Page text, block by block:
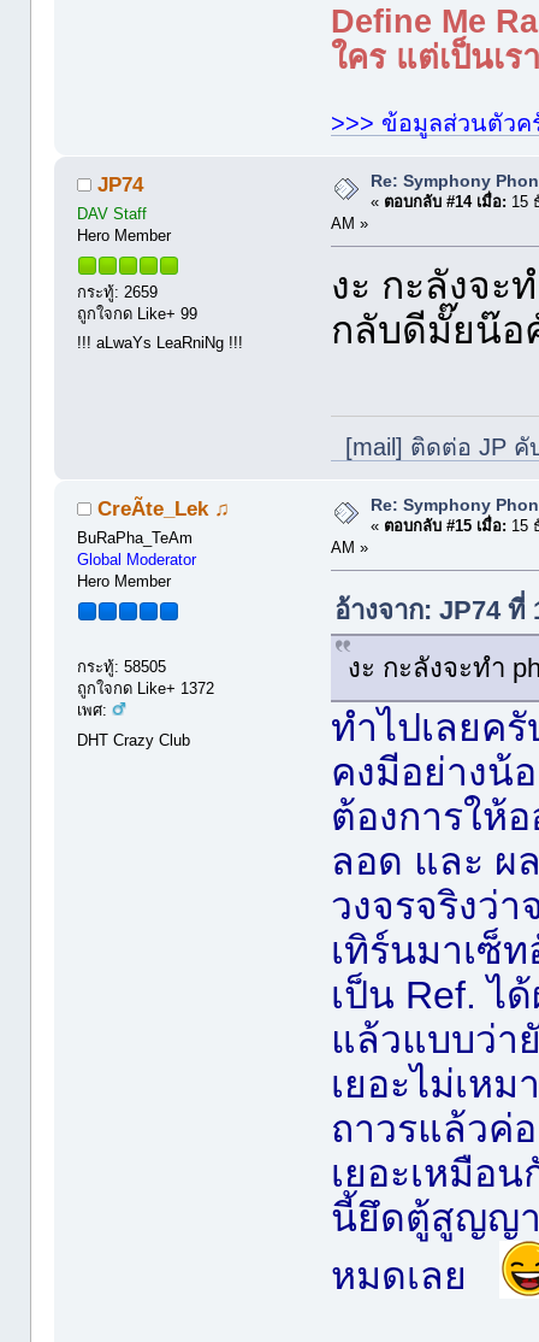
Define Me
ใคร แต่เป็นเ
>>> ข้อมูลส่วนตัวค
JP74
DAV Staff
Hero Member
กระทู้: 2659
ถูกใจกด Like+ 99
!!! aLwaYs LeaRniNg !!!
Re: Symphony
« ตอบกลับ #14 เมื่อ: 15
AM »
งะ กะลังจะ
กลับดีมั๊ยน๊อ
[mail] ติดต่อ JP คั
CreÃte_Lek ♫
BuRaPha_TeAm
Global Moderator
Hero Member
กระทู้: 58505
ถูกใจกด Like+ 1372
เพศ:
DHT Crazy Club
Re: Symphony
« ตอบกลับ #15 เมื่อ: 15
AM »
อ้างจาก: JP74 ที่
งะ กะลังจะทำ
ทำไปเลยค
คงมีอย่างน้
ต้องการให้
ลอด และ ผ
วงจรจริงว่า
เทิร์นมาเซ็
เป็น Ref. ไ
แล้วแบบว่า
เยอะไม่เห
ถาวรแล้วค่
เยอะเหมือ
นี้ยึดตู้สูญญา
หมดเลย